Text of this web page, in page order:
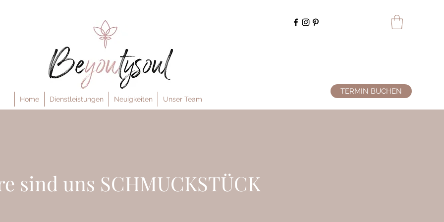
Home Dienstleistungen Neuigkeiten Unser Team
TERMIN BUCHEN
sind uns SCHMUCKSTÜCK